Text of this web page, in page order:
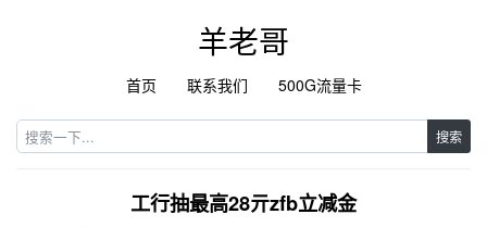
羊老哥
首页 联系我们 500G流量卡
搜索
工行抽最高28亓zfb立减金